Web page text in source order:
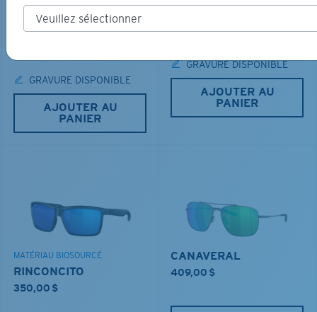
MATÉRIAU BIOSOURCÉ
RINCON
GRAVURE DISPONIBLE
AJOUTER AU
PANIER
336,00 $
GRAVURE DISPONIBLE
AJOUTER AU
PANIER
MATÉRIAU BIOSOURCÉ
RINCONCITO
350,00 $
CANAVERAL
409,00 $